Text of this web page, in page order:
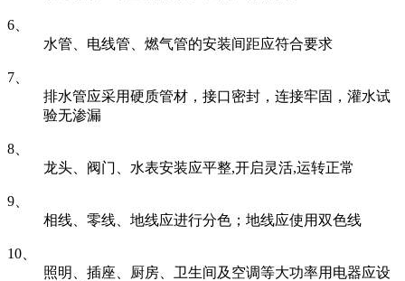
6、
水管、电线管、燃气管的安装间距应符合要求
7、
排水管应采用硬质管材，接口密封，连接牢固，灌水试
验无渗漏
8、
龙头、阀门、水表安装应平整,开启灵活,运转正常
9、
相线、零线、地线应进行分色；地线应使用双色线
10、
照明、插座、厨房、卫生间及空调等大功率用电器应设